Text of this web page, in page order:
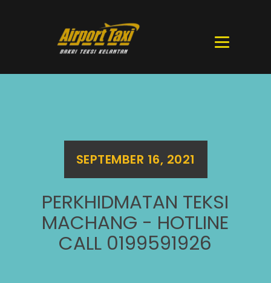
SEPTEMBER 16, 2021
PERKHIDMATAN TEKSI
MACHANG - HOTLINE
CALL 0199591926